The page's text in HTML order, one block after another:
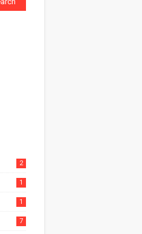
2
1
1
7